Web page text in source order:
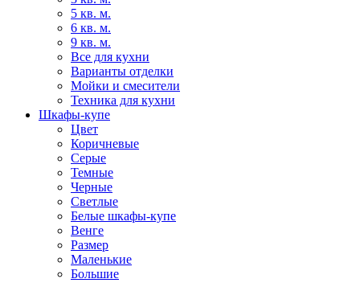
5 кв. м.
6 кв. м.
9 кв. м.
Все для кухни
Варианты отделки
Мойки и смесители
Техника для кухни
Шкафы-купе
Цвет
Коричневые
Серые
Темные
Черные
Светлые
Белые шкафы-купе
Венге
Размер
Маленькие
Большие